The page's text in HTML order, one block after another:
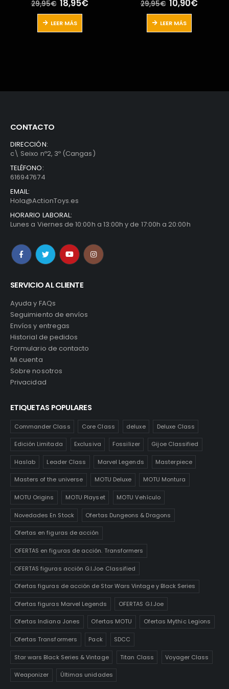
29,95€
precio
original
era:
29,95€.
10,90€
LEER MÁS
35,00€
precio
original
era:
35,00€.
14,95€
LEER MÁS
CONTACTO
DIRECCIÓN:
c\ Seixo nº2, 3º (Cangas)
TELÉFONO:
616947674
EMAIL:
Hola@ActionToys.es
HORARIO LABORAL:
Lunes a Viernes de 10:00h a 13:00h y de 17:00h a 20:00h
SERVICIO AL CLIENTE
Ayuda y FAQs
Seguimiento de envíos
Envíos y entregas
Historial de pedidos
Formulario de contacto
Mi cuenta
Sobre nosotros
Privacidad
ETIQUETAS POPULARES
Commander Class Core Class deluxe Deluxe Class
Edición Limitada Exclusiva Fossilizer Gijoe Classified
Haslab Leader Class Marvel Legends Masterpiece
Masters of the universe MOTU Deluxe MOTU Montura
MOTU Origins MOTU Playset MOTU Vehículo
Novedades En Stock Ofertas Dungeons & Dragons
Ofertas en figuras de acción
OFERTAS en figuras de acción. Transformers
OFERTAS figuras acción G.I.Joe Classified
Ofertas figuras de acción de Star Wars Vintage y Black Series
Ofertas figuras Marvel Legends OFERTAS G.I.Joe
Ofertas Indiana Jones Ofertas MOTU Ofertas Mythic Legions
Ofertas Transformers Pack SDCC
Star wars Black Series & Vintage Titan Class Voyager Class
Weaponizer Últimas unidades